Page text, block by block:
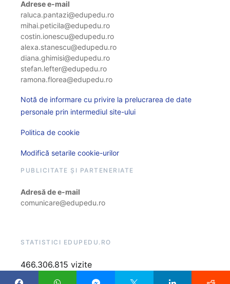
Adrese e-mail
raluca.pantazi@edupedu.ro
mihai.peticila@edupedu.ro
costin.ionescu@edupedu.ro
alexa.stanescu@edupedu.ro
diana.ghimisi@edupedu.ro
stefan.lefter@edupedu.ro
ramona.florea@edupedu.ro
Notă de informare cu privire la prelucrarea de date
personale prin intermediul site-ului
Politica de cookie
Modifică setarile cookie-urilor
PUBLICITATE ȘI PARTENERIATE
Adresă de e-mail
comunicare@edupedu.ro
STATISTICI EDUPEDU.RO
466.306.815 vizite